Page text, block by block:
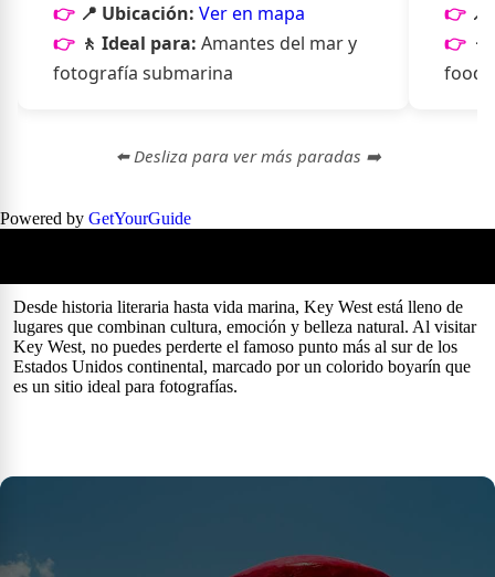
📍 Ubicación: Ver en mapa
🚶 Ideal para: Amantes del mar y
fotografía submarina
⬅️ Desliza para ver más paradas ➡️
Powered by GetYourGuide
Desde historia literaria hasta vida marina, Key West está lleno de
lugares que combinan cultura, emoción y belleza natural. Al visitar
Key West, no puedes perderte el famoso punto más al sur de los
Estados Unidos continental, marcado por un colorido boyarín que
es un sitio ideal para fotografías.